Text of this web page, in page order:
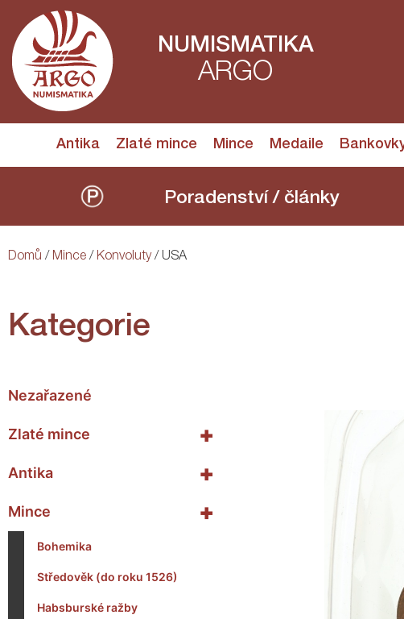
NUMISMATIKA
ARGO
Antika Zlaté mince Mince Medaile
Poradenství / články
Domů / Mince / Konvoluty/ USA
Kategorie
Nezařazené
+
Zlaté mince
+
Antika
+
Mince
Bohemika
Středověk (do roku 1526)
Habsburské ražby